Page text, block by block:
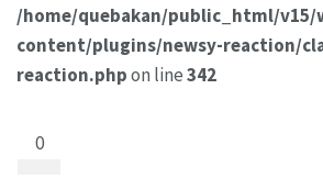
/home/quebakan/public_html/v15/
content/plugins/newsy-reaction/
reaction.phpon line342
0